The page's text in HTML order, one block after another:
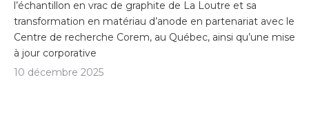
l’échantillon en vrac de graphite de La Loutre et sa
transformation en matériau d’anode en partenariat avec le
Centre de recherche Corem, au Québec, ainsi qu’une mise
à jour corporative
10 décembre 2025